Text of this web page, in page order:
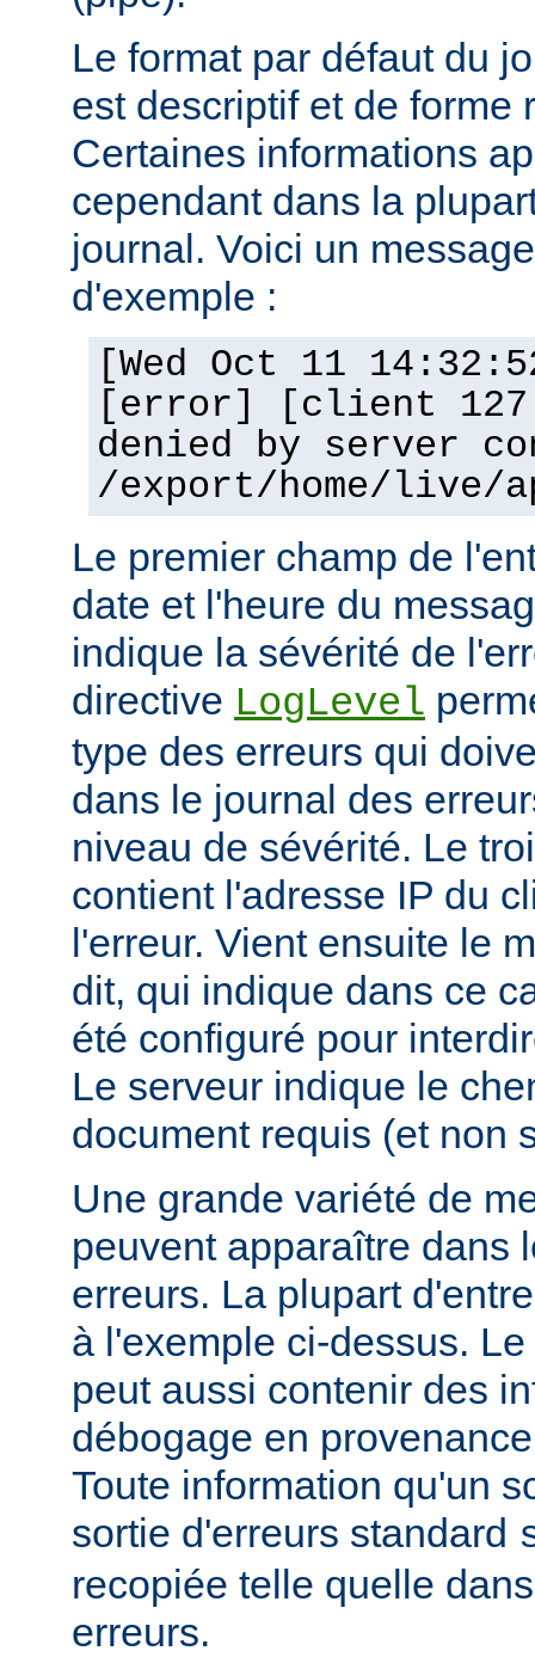
Le format par défaut du
est descriptif et de forme
Certaines informations
cependant dans la
journal. Voici un
d'exemple :
[Wed Oct 11
[error] [client
denied by server
/export/home/live/
Le premier champ de
date et l'heure du
indique la sévérité de
directive LogLevel
type des erreurs qui
dans le journal des
niveau de sévérité. Le
contient l'adresse IP du
l'erreur. Vient ensuite le
dit, qui indique dans ce
été configuré pour
Le serveur indique le
document requis (et non
Une grande variété de
peuvent apparaître dans
erreurs. La plupart
à l'exemple ci-dessus.
peut aussi contenir des
débogage en
Toute information qu'un
sortie d'erreurs standard
recopiée telle quelle
erreurs.